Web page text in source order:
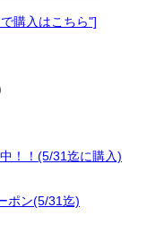
購入はこちら"]
！！(5/31迄に購入)
ポン(5/31迄)